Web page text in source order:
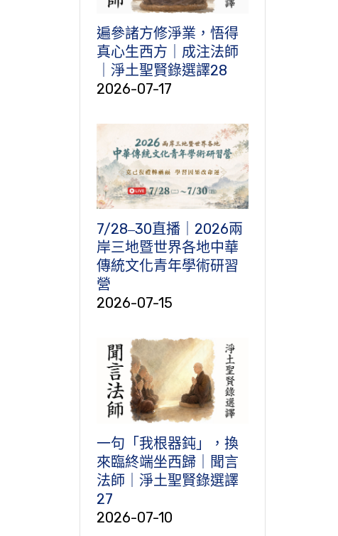
遍參諸方修淨業，悟得
真心生西方｜成注法師
｜淨土聖賢錄選譯28
2026-07-17
7/28‒30直播｜2026兩
岸三地暨世界各地中華
傳統文化青年學術研習
營
2026-07-15
一句「我根器鈍」，換
來臨終端坐西歸｜聞言
法師｜淨土聖賢錄選譯
27
2026-07-10